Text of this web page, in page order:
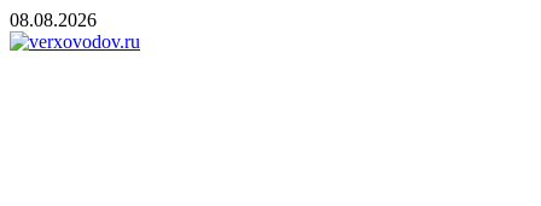
Skip
to
08.08.2026